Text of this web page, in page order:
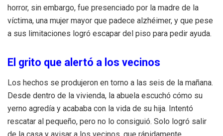
horror, sin embargo, fue presenciado por la madre de la
víctima, una mujer mayor que padece alzhéimer, y que pese
a sus limitaciones logró escapar del piso para pedir ayuda.
El grito que alertó a los vecinos
Los hechos se produjeron en torno a las seis de la mañana.
Desde dentro de la vivienda, la abuela escuchó cómo su
yerno agredía y acababa con la vida de su hija. Intentó
rescatar al pequeño, pero no lo consiguió. Solo logró salir